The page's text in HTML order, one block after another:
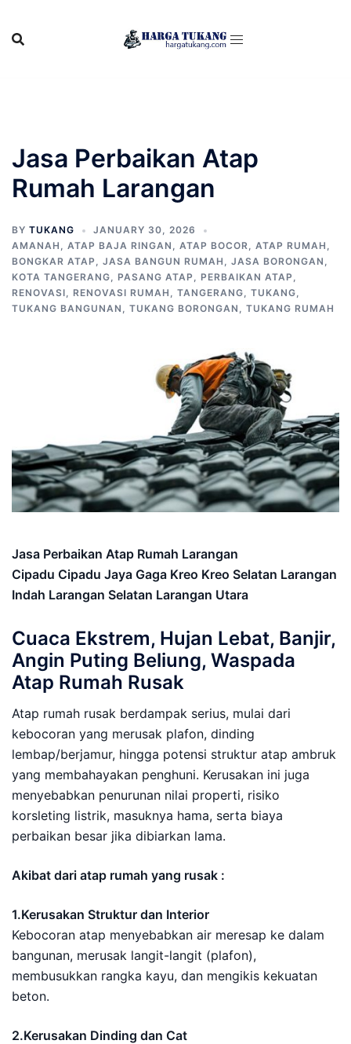
content
Jasa Perbaikan Atap
Rumah Larangan
BY TUKANG
JANUARY 30, 2026
AMANAH , ATAP BAJA RINGAN , ATAP BOCOR, ATAP RUMAH ,
BONGKAR ATAP , JASA BANGUN RUMAH , JASA BORONGAN ,
KOTA TANGERANG, PASANG ATAP , PERBAIKAN ATAP ,
RENOVASI, RENOVASI RUMAH , TANGERANG, TUKANG,
TUKANG BANGUNAN , TUKANG BORONGAN , TUKANG RUMAH
Jasa Perbaikan Atap Rumah Larangan
Cipadu Cipadu Jaya Gaga Kreo Kreo Selatan Larangan
Indah Larangan Selatan Larangan Utara
Cuaca Ekstrem, Hujan Lebat, Banjir,
Angin Puting Beliung, Waspada
Atap Rumah Rusak
Atap rumah rusak berdampak serius, mulai dari
kebocoran yang merusak plafon, dinding
lembap/berjamur, hingga potensi struktur atap ambruk
yang membahayakan penghuni. Kerusakan ini juga
menyebabkan penurunan nilai properti, risiko
korsleting listrik, masuknya hama, serta biaya
perbaikan besar jika dibiarkan lama.
Akibat dari atap rumah yang rusak :
1.Kerusakan Struktur dan Interior
Kebocoran atap menyebabkan air meresap ke dalam
bangunan, merusak langit-langit (plafon),
membusukkan rangka kayu, dan mengikis kekuatan
beton.
2.Kerusakan Dinding dan Cat